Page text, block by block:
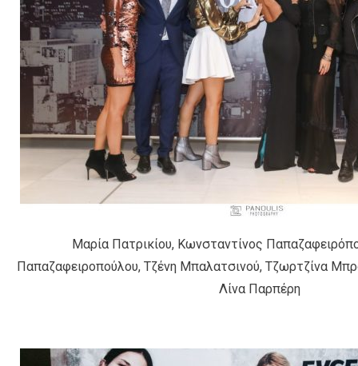
Μαρία Πατρικίου, Κωνσταντίνος
Παπαζαφειροπούλου, Τζένη Μπαλατσινού, Tζωρτζίνα
Λίνα Παρπέρη